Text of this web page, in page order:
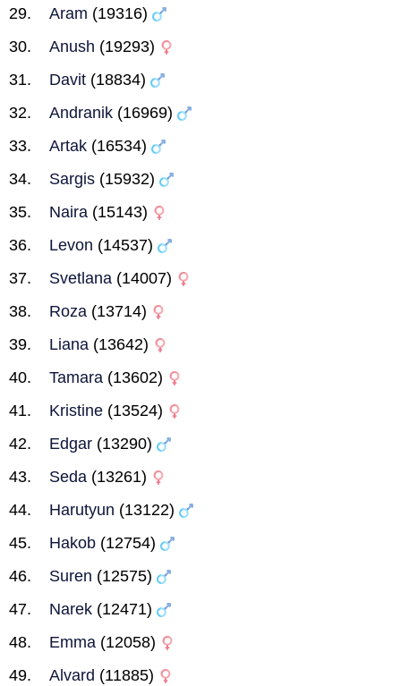
Aram (19316)
Anush (19293)
Davit (18834)
Andranik (16969)
Artak (16534)
Sargis (15932)
Naira (15143)
Levon (14537)
Svetlana (14007)
Roza (13714)
Liana (13642)
Tamara (13602)
Kristine (13524)
Edgar (13290)
Seda (13261)
Harutyun (13122)
Hakob (12754)
Suren (12575)
Narek (12471)
Emma (12058)
Alvard (11885)